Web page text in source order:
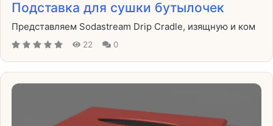
Подставка для сушки бутылочек
Представляем Sodastream Drip Cradle, изящную и ком
22 0